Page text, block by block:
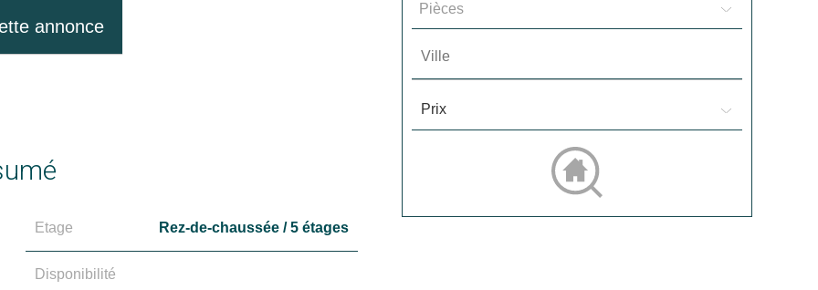
annonce
Etage Rez-de-chaussée / 5 étages
Disponibilité
Pièces